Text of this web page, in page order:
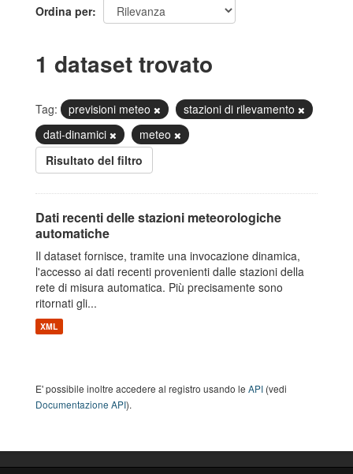
Ordina per
1 dataset trovato
Tag: previsioni meteo
stazioni di rilevamento
dati-dinamici
meteo
Risultato del filtro
Dati recenti delle stazioni meteorologiche
automatiche
Il dataset fornisce, tramite una invocazione dinamica,
l'accesso ai dati recenti provenienti dalle stazioni della
rete di misura automatica. Più precisamente sono
ritornati gli...
XML
E' possibile inoltre accedere al registro usando le API (vedi
Documentazione API).